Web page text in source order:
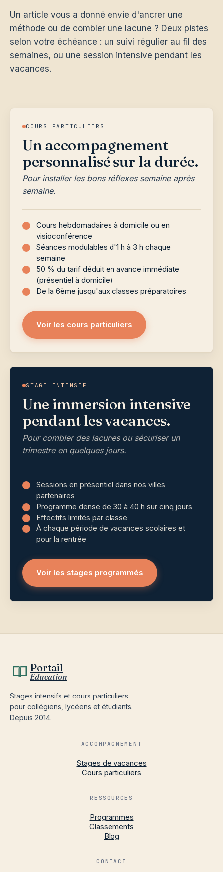
Un article vous a donné envie d'ancrer une
méthode ou de combler une lacune ? Deux pistes
selon votre échéance : un suivi régulier au fil des
semaines, ou une session intensive pendant les
vacances.
COURS PARTICULIERS
Un accompagnement
personnalisé sur la durée.
Pour installer les bons réflexes semaine après
semaine.
Cours hebdomadaires à domicile ou en
visioconférence
Séances modulables d'1 h à 3 h chaque
semaine
50 % du tarif déduit en avance immédiate
(présentiel à domicile)
De la 6ème jusqu'aux classes préparatoires
Voir les cours particuliers
STAGE INTENSIF
Une immersion intensive
pendant les vacances.
Pour combler des lacunes ou sécuriser un
trimestre en quelques jours.
Sessions en présentiel dans nos villes
partenaires
Programme dense de 30 à 40 h sur cinq jours
Effectifs limités par classe
À chaque période de vacances scolaires et
pour la rentrée
Voir les stages programmés
Portail
Education
Stages intensifs et cours particuliers
pour collégiens, lycéens et étudiants.
Depuis 2014.
ACCOMPAGNEMENT
Stages de vacances
Cours particuliers
RESSOURCES
Programmes
Classements
Blog
CONTACT